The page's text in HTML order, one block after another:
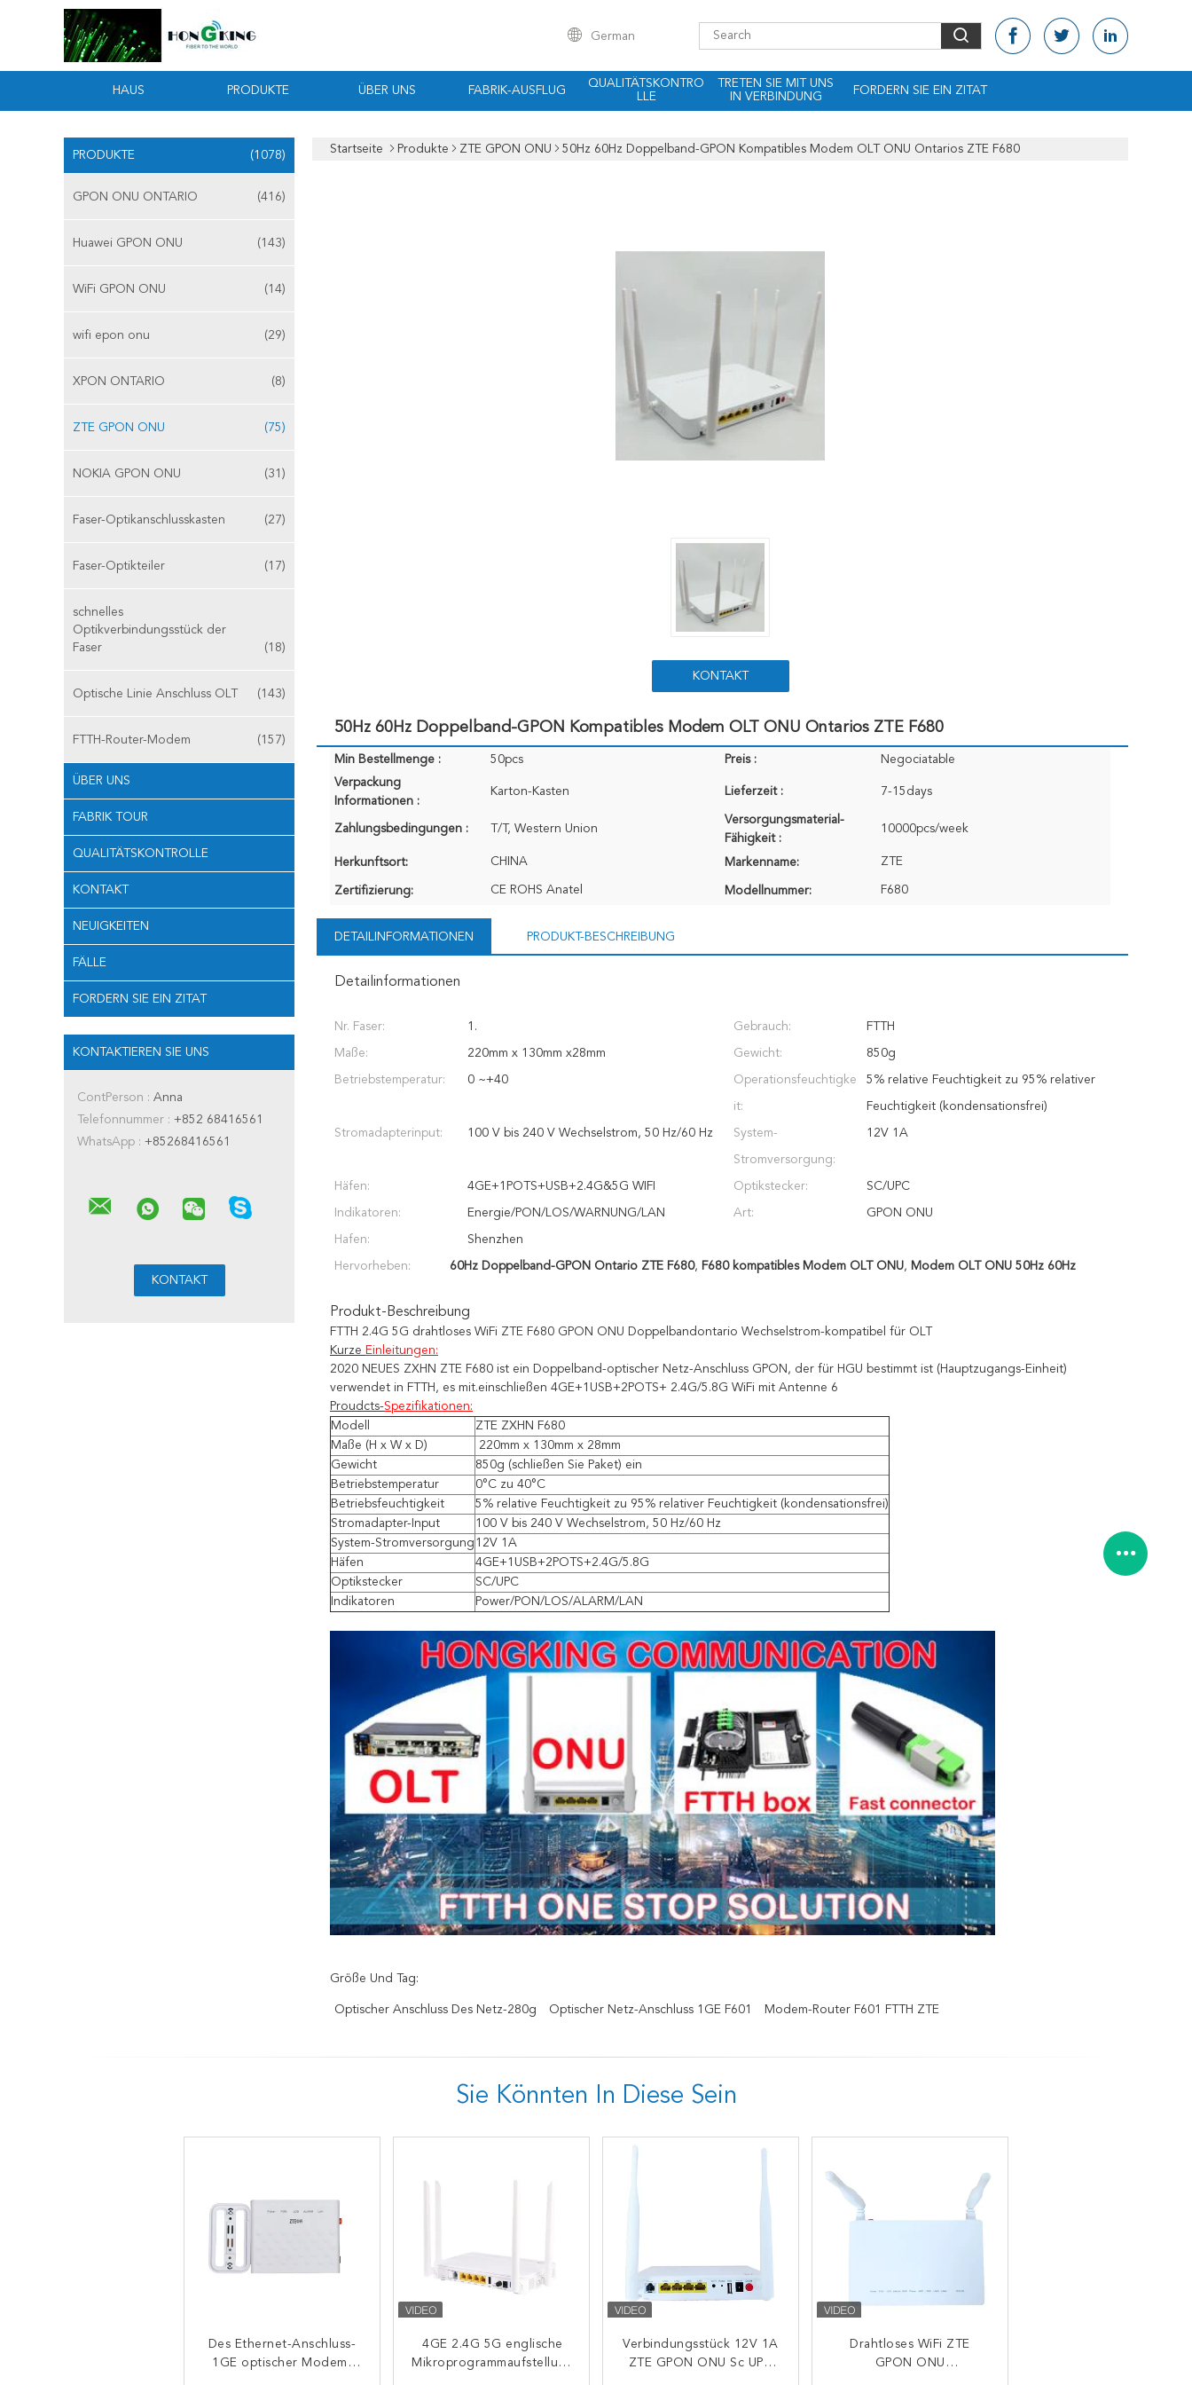
German
HAUS PRODUKTE ÜBER UNS FABRIK-AUSFLUG
QUALITÄTSKONTRO
LLE
TRETEN SIE MIT UNS
IN VERBINDUNG
FORDERN SIE EIN ZITAT
PRODUKTE (1078)
GPON ONU ONTARIO (416)
Huawei GPON ONU (143)
WiFi GPON ONU (14)
wifi epon onu (29)
XPON ONTARIO (8)
ZTE GPON ONU (75)
NOKIA GPON ONU (31)
Faser-Optikanschlusskasten (27)
Faser-Optikteiler (17)
schnelles
Optikverbindungsstück der
Faser
(18)
Optische Linie Anschluss OLT (143)
FTTH-Router-Modem (157)
ÜBER UNS
FABRIK TOUR
QUALITÄTSKONTROLLE
KONTAKT
NEUIGKEITEN
FÄLLE
FORDERN SIE EIN ZITAT
KONTAKTIEREN SIE UNS
ContPerson : Anna
Telefonnummer : +852 68416561
WhatsApp : +85268416561
Startseite Produkte ZTE GPON ONU 50Hz 60Hz Doppelband-GPON Kompatibles Modem OLT ONU Ontarios ZTE F680
KONTAKT
50Hz 60Hz Doppelband-GPON Kompatibles Modem OLT ONU Ontarios ZTE F680
Min Bestellmenge : 50pcs Preis :
Negociatable
Verpackung
Informationen :
Karton-Kasten Lieferzeit : 7-15days
Zahlungsbedingungen : T/T, Western Union
Versorgungsmaterial-
Fähigkeit :
10000pcs/week
Herkunftsort: CHINA Markenname: ZTE
Zertifizierung: CE ROHS Anatel Modellnummer: F680
DETAILINFORMATIONEN PRODUKT-BESCHREIBUNG
Detailinformationen
Nr. Faser: 1. Gebrauch: FTTH
Maße: 220mm x 130mm x28mm Gewicht: 850g
Betriebstemperatur: 0 ~+40 Operationsfeuchtigke
it:
5% relative Feuchtigkeit zu 95% relativer
Feuchtigkeit (kondensationsfrei)
Stromadapterinput: 100 V bis 240 V Wechselstrom, 50 Hz/60 Hz System-
Stromversorgung:
12V 1A
Häfen: 4GE+1POTS+USB+2.4G&5G WIFI Optikstecker: SC/UPC
Indikatoren: Energie/PON/LOS/WARNUNG/LAN Art: GPON ONU
Hafen: Shenzhen
Hervorheben: 60Hz Doppelband-GPON Ontario ZTE F680, F680 kompatibles Modem OLT ONU, Modem OLT ONU 50Hz 60Hz
Produkt-Beschreibung
FTTH 2.4G 5G drahtloses WiFi ZTE F680 GPON ONU Doppelbandontario Wechselstrom-kompatibel für OLT
Kurze Einleitungen:
2020 NEUES ZXHN ZTE F680 ist ein Doppelband-optischer Netz-Anschluss GPON, der für HGU bestimmt ist (Hauptzugangs-Einheit)
verwendet in FTTH, es mit.einschließen 4GE+1USB+2POTS+ 2.4G/5.8G WiFi mit Antenne 6
Proudcts-Spezifikationen:
Modell
ZTE ZXHN F680
Maße (H x W x D)
220mm x 130mm x 28mm
Gewicht
850g (schließen Sie Paket) ein
Betriebstemperatur
0°C zu 40°C
Betriebsfeuchtigkeit
5% relative Feuchtigkeit zu 95% relativer Feuchtigkeit (kondensationsfrei)
Stromadapter-Input
100 V bis 240 V Wechselstrom, 50 Hz/60 Hz
System-Stromversorgung 12V 1A
Häfen
4GE+1USB+2POTS+2.4G/5.8G
Optikstecker
SC/UPC
Indikatoren
Power/PON/LOS/ALARM/LAN
Größe Und Tag:
Optischer Anschluss Des Netz-280g Optischer Netz-Anschluss 1GE F601 Modem-Router F601 FTTH ZTE
Sie Könnten In Diese Sein
Des Ethernet-Anschluss-
1GE optischer Modem-
4GE 2.4G 5G englische
Mikroprogrammaufstellung
Verbindungsstück 12V 1A
ZTE GPON ONU Sc UPC
Drahtloses WiFi ZTE
GPON ONU
LAN ZTE GPON ONU
ZXHN F670 WARNUNG
Doppelband-TÖPFE 4GE 2
drahtloses WiFi ZTE
2.4G 5G Ontario
Wechselstrom-FTTH WiFi
Doppel-WiFi F673 ZTE
F673AV9 FTTH ONU